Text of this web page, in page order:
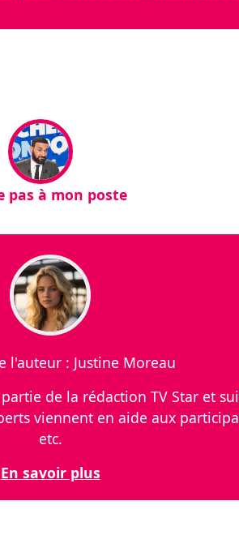
pas à mon poste
l'auteur : Justine Moreau
de la rédaction TV Star et
viennent en aide aux
etc.
En savoir plus